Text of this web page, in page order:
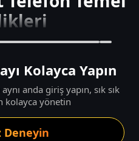
Kolayca Yapın
anda giriş yapın, sık sık
kolayca yönetin
Deneyin